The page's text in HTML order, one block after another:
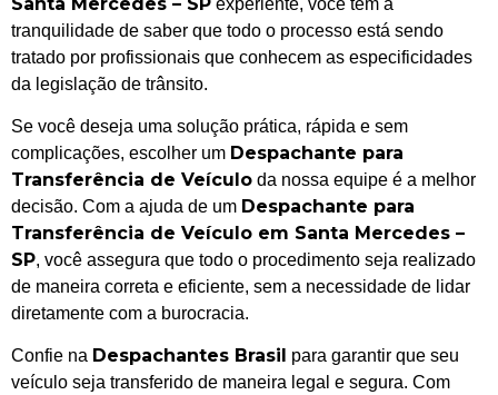
tranquilidade de saber que todo o processo está sendo
tratado por profissionais que conhecem as especificidades
da legislação de trânsito.
Se você deseja uma solução prática, rápida e sem
complicações, escolher um Despachante para
Transferência de Veículo da nossa equipe é a melhor
decisão. Com a ajuda de um Despachante para
Transferência de Veículo em Santa Mercedes –
SP, você assegura que todo o procedimento seja realizado
de maneira correta e eficiente, sem a necessidade de lidar
diretamente com a burocracia.
Confie na Despachantes Brasil
para garantir que seu
veículo seja transferido de maneira legal e segura. Com